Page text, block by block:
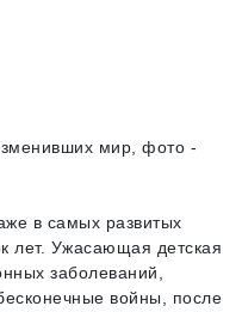
мир, фото -
в самых развитых
лет. Ужасающая детская
заболеваний,
войны, после